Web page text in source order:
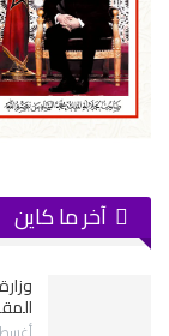
آخر ما كاين